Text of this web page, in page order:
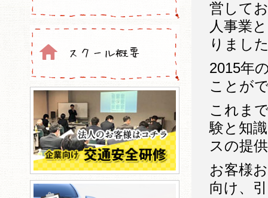
営して
人事業
りまし
2015年
ことが
これま
験と知
スの提
お客様
向け、